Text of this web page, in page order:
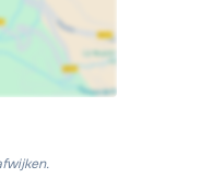
en
bad en